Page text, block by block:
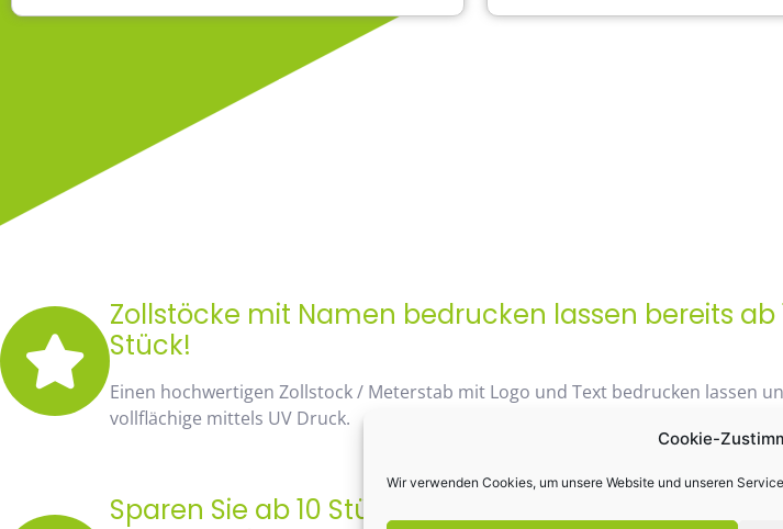
Cookie-
Wir verwenden Cookies, um unsere Website und unseren
Zollstöcke mit Namen bedrucken lassen bereits ab
Stück!
Einen hochwertigen Zollstock / Meterstab mit Logo und Text bedrucken lassen
vollflächige mittels UV Druck.
Sparen Sie ab 10 Stück fast 48% mit unserem